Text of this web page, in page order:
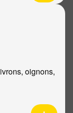
oignons,